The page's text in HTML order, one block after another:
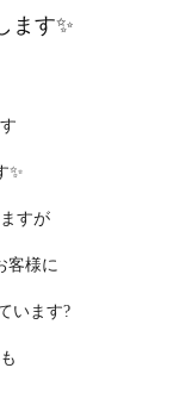
ます✨
✨
すが
客様に
います?